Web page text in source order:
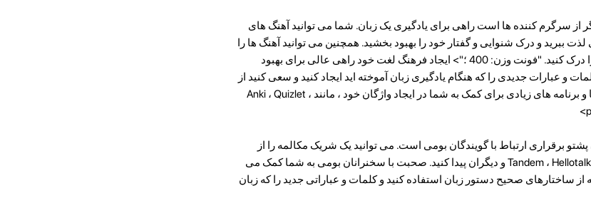
سرگرم کننده ها است راهی برای یادگیری یک زبان. شما می توانید آهنگ های
ببرید و درک شنوایی و گفتار خود را بهبود بخشید. همچنین می توانید آهنگ ها را
به زبان مادری خود ترجمه کرده و معنی آنها را درک کنید. "فونت وزن: 400 ؛"> ایجاد فرهنگ لغت خود راهی عالی برای بهبود
و عبارات جدیدی را که هنگام یادگیری زبان آموخته اید ایجاد کنید و سعی کنید از
آنها به صورت مکالمه استفاده کنید. برنامه ها و برنامه های زیادی برای کمک به شما در ایجاد واژگان خود ، مانند Anki ، Quizlet ،
برقراری ارتباط با گویندگان بومی است. می توانید یک شریک مکالمه را از
طریق سایت ها و برنامه های تخصصی مانند Tandem ، Hellotalk و دیگران پیدا کنید. صحبت با سخنرانان بومی به شما کمک می
از ساختارهای صحیح دستور زبان استفاده کنید و کلمات و عباراتی جدید را که زبان